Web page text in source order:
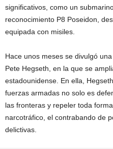
significativos, como un
reconocimiento P8 Poseidon,
equipada con misiles.
Hace unos meses se divulgó
Pete Hegseth, en la que se
estadounidense. En ella,
fuerzas armadas no solo es
las fronteras y repeler toda
narcotráfico, el contrabando de
delictivas.